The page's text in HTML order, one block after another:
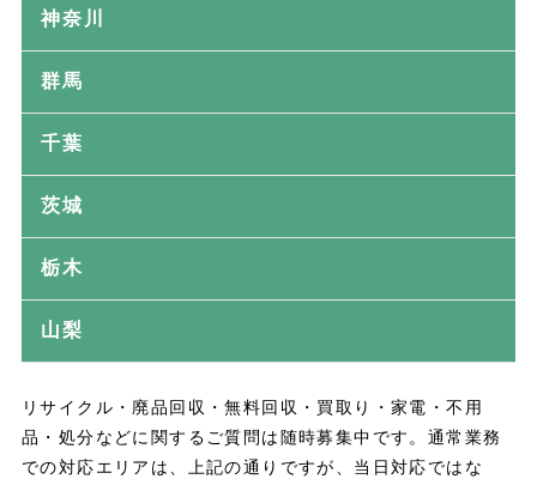
神奈川
群馬
千葉
茨城
栃木
山梨
リサイクル・廃品回収・無料回収・買取り・家電・不用
品・処分などに関するご質問は随時募集中です。通常業務
での対応エリアは、上記の通りですが、当日対応ではな